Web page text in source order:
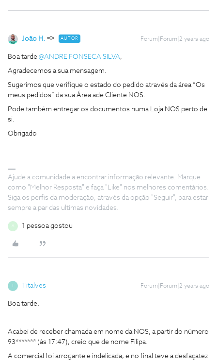
João H. AUTOR Forum|Forum|2 years ago
Boa tarde @ANDRE FONSECA SILVA,
Agradecemos a sua mensagem.
Sugerimos que verifique o estado do pedido através da área “Os
meus pedidos” da sua Área ade Cliente NOS.
Pode também entregar os documentos numa Loja NOS perto de
si.
Obrigado
Ajude a comunidade a encontrar informação relevante. Marque
como "Melhor Resposta" e faça "Like" nos melhores comentários.
Siga os perfis da moderação, através da opção "Seguir", para estar
sempre a par das ultimas novidades.
A 1 pessoa gostou
Titalves Forum|Forum|2 years ago
Boa tarde.
Acabei de receber chamada em nome da NOS, a partir do número
93******* (às 17:47), creio que de nome Filipa.
A comercial foi arrogante e indelicada, e no final teve a desfaçatez